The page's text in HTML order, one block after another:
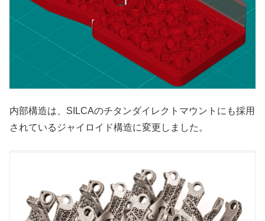
内部構造は、SILCAのチタンダイレクトマウントにも採用
されているジャイロイド構造に変更しました。